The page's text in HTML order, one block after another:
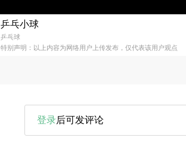
乒乓小球
乒乓球
特别声明：以上内容为网络用户上传发布，仅代表该用户观点
登录后可发评论